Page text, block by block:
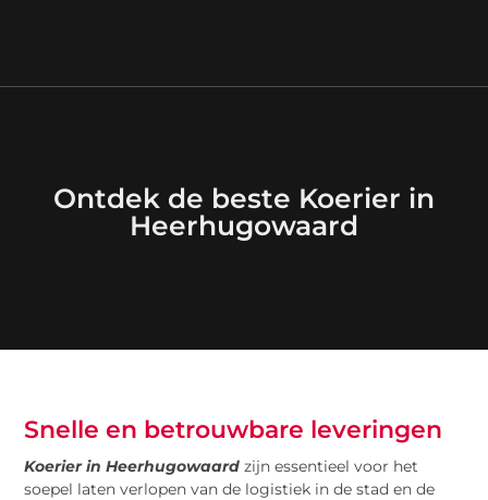
Ontdek de beste Koerier in
Heerhugowaard
Snelle en betrouwbare leveringen
Koerier in Heerhugowaard zijn essentieel voor het
soepel laten verlopen van de logistiek in de stad en de